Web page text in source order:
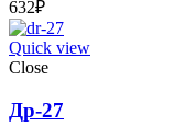
632₽
Quick view
Close
Др-27